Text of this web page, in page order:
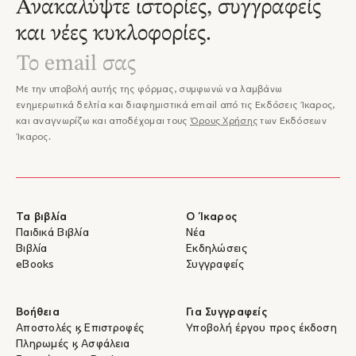
Ανακαλύψτε ιστορίες, συγγραφείς
και νέες κυκλοφορίες.
Με την υποβολή αυτής της φόρμας, συμφωνώ να λαμβάνω
ενημερωτικά δελτία και διαφημιστικά email από τις Εκδόσεις Ίκαρος,
και αναγνωρίζω και αποδέχομαι τους Όρους Χρήσης των Εκδόσεων
Ίκαρος.
Τα βιβλία
Παιδικά Βιβλία
Βιβλία
eBooks
Ο Ίκαρος
Νέα
Εκδηλώσεις
Συγγραφείς
Βοήθεια
Αποστολές & Επιστροφές
Πληρωμές & Ασφάλεια
Για Συγγραφείς
Υποβολή έργου προς έκδοση